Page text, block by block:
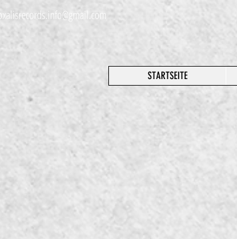
STARTSEITE